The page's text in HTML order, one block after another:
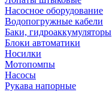
Насосное оборудование
Водопогружные кабели
Баки, гидроаккумуляторы
Блоки автоматики
Носилки
Мотопомпы
Насосы
Рукава напорные